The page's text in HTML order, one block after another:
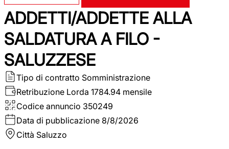
ADDETTI/ADDETTE ALLA
SALDATURA A FILO -
SALUZZESE
Tipo di contratto Somministrazione
Retribuzione Lorda 1784.94 mensile
Codice annuncio 350249
Data di pubblicazione 8/8/2026
Città Saluzzo